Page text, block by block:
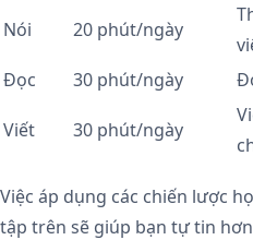
Nói 20 phút/ngày
Đọc
30 phút/ngày
Viết 30 phút/ngày
Việc áp dụng các chiến lược
tập trên sẽ giúp bạn tự tin